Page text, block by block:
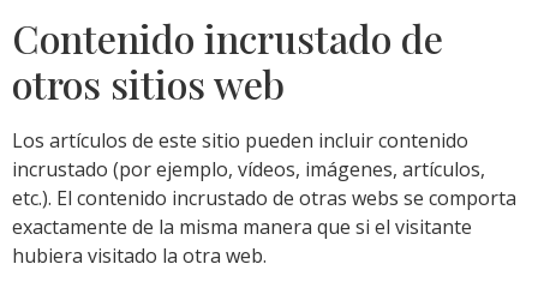
Contenido incrustado de
otros sitios web
Los artículos de este sitio pueden incluir contenido
incrustado (por ejemplo, vídeos, imágenes, artículos,
etc.). El contenido incrustado de otras webs se comporta
exactamente de la misma manera que si el visitante
hubiera visitado la otra web.